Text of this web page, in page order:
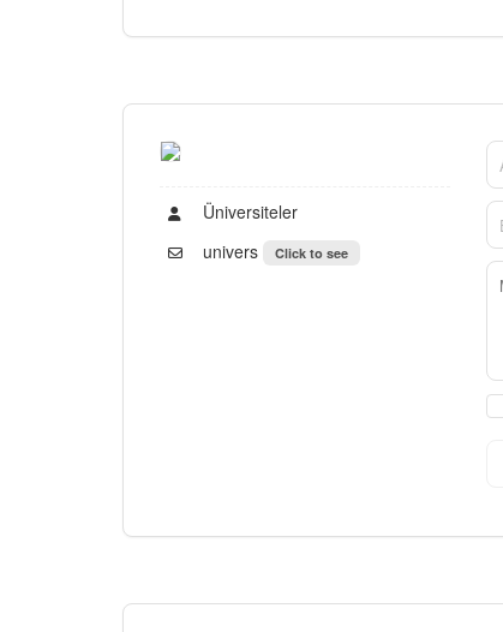
Üniversiteler
univers
Click to see